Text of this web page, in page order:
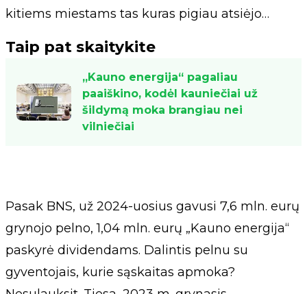
kitiems miestams tas kuras pigiau atsiėjo…
Taip pat skaitykite
„Kauno energija“ pagaliau
paaiškino, kodėl kauniečiai už
šildymą moka brangiau nei
vilniečiai
Pasak BNS, už 2024-uosius gavusi 7,6 mln. eurų
grynojo pelno, 1,04 mln. eurų „Kauno energija“
paskyrė dividendams. Dalintis pelnu su
gyventojais, kurie sąskaitas apmoka?